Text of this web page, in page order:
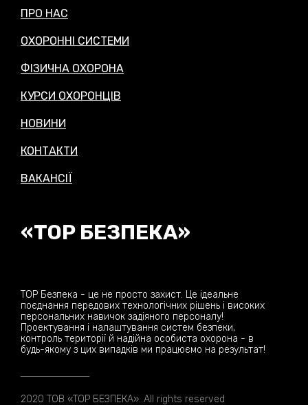
«ТОР БЕЗПЕКА»
ТОР Безпека - це не просто захист. Це ідеальне
поєднання передових технологічних рішень і високих
персональних навичок задіяного персоналу!
Проектування і налаштування систем безпеки,
контроль території й надійна особиста охорона - в
будь-якому з цих випадків ми працюємо на результат!
2020 ТОВ «ТОР БЕЗПЕКА». All rights reserved
ПРО НАС
ОХОРОННІ СИСТЕМИ
ФІЗИЧНА ОХОРОНА
КУРСИ ОХОРОНЦІВ
НОВИНИ
КОНТАКТИ
ВАКАНСІЇ